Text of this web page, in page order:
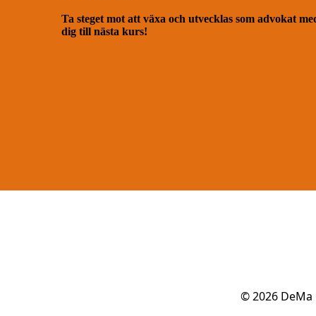
Ta steget mot att växa och utvecklas som advokat
dig till nästa kurs!
© 2026